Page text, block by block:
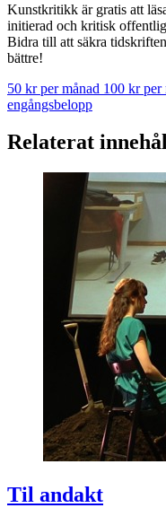
Kunstkritikk är gratis att
initierad och kritisk
Bidra till att säkra
bättre!
50 kr per månad 100 kr per
engångsbelopp
Relaterat
Til andakt